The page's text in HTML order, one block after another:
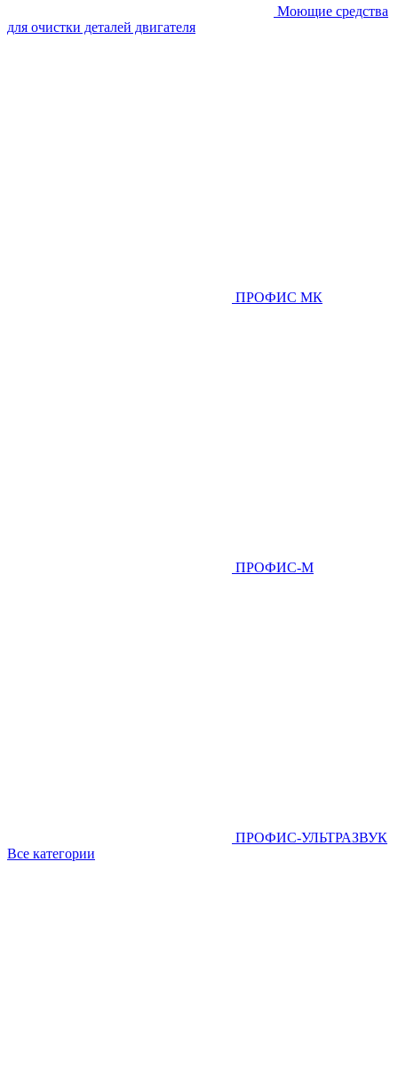
Моющие средства
для очистки деталей двигателя
ПРОФИС МК
ПРОФИС-М
ПРОФИС-УЛЬТРАЗВУК
Все категории